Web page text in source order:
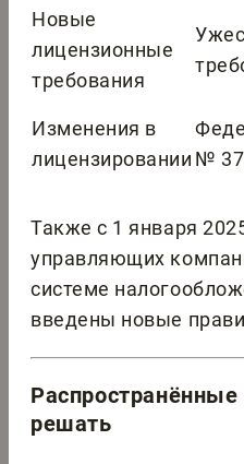
Новые
лицензионные
требования
Изменения в
лицензировании №
Также с 1 января
управляющих
системе
введены новые
решать